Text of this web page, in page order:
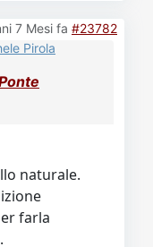
7 Mesi fa #23782
Pirola
naturale.
farla